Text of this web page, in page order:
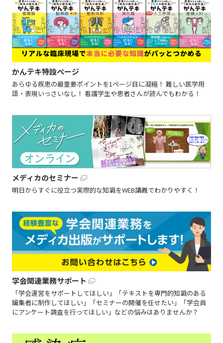
かんテキ特設ページ
あらゆる疾患の最重要ポイントを1ページ目に凝縮！ 難しい医学用
語・表現いっさいなし！ 看護学生や患者さんが読んでもわかる！
メディカのセミナー
明日からすぐに役立つ実際的な知識をWEB講義でわかりやすく！
学会関連業務サポート
「学会運営をサポートしてほしい」「テキストを専門的知識のある
編集者に制作してほしい」「セミナーの開催を任せたい」「学会員
にアンケート調査を行ってほしい」などの悩みはありませんか？